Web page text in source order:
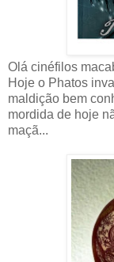
Olá cinéfilos
Hoje o Phatos
maldição bem
mordida de hoje
maçã...